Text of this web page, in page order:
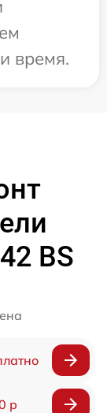
время.
BS
р